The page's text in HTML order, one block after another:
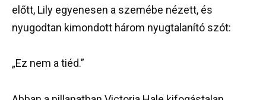
előtt, Lily egyenesen a szemébe nézett, és
nyugodtan kimondott három nyugtalanító szót:
„Ez nem a tiéd.”